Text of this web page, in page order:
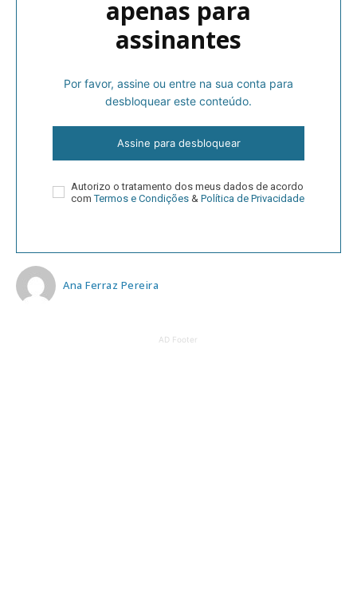
apenas para
assinantes
Por favor, assine ou entre na sua conta para
desbloquear este conteúdo.
Assine para desbloquear
Autorizo o tratamento dos meus dados de acordo
comTermos e Condições & Política de Privacidade
Ana Ferraz Pereira
AD Footer